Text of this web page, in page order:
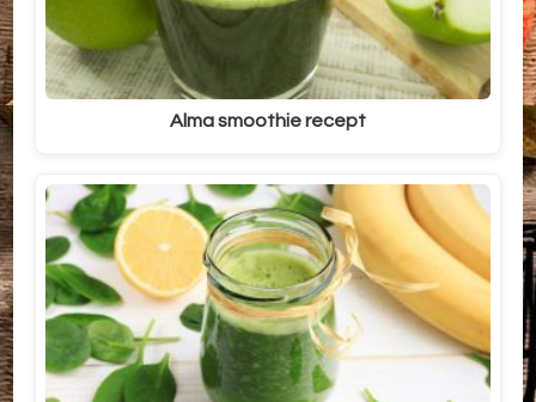
Alma smoothie recept